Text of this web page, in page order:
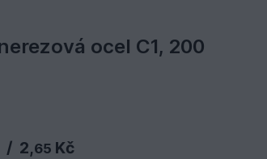
ocel C1, 200
/ 2,65 Kč